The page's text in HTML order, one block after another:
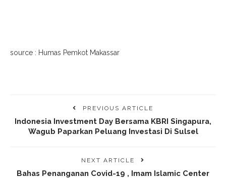
source : Humas Pemkot Makassar
PREVIOUS ARTICLE
Indonesia Investment Day Bersama KBRI Singapura,
Wagub Paparkan Peluang Investasi Di Sulsel
NEXT ARTICLE
Bahas Penanganan Covid-19 , Imam Islamic Center